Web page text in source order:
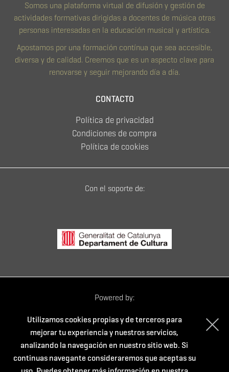
Somos una plataforma virtual de difusión y gestión de
actividades formativas dirigidas a docentes de música otras
personas interesadas en la educación musical y artística.
Apostamos por una formación contínua que sea accesible,
diversa y de calidad. Creemos que es un aspecto clave para
renovarse y seguir mejorando día a día.
CONTACTO
Política de privacidad
Condiciones de compra
Política de cookies
Con el soporte de:
Powered by:
Utilizamos cookies propias y de terceros para
mejorar tu experiencia y nuestros servicios,
analizando la navegación en nuestro sitio web. Si
continuas navegante consideraremos que aceptas su